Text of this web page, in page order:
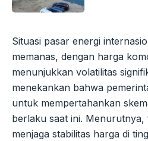
Situasi pasar energi
memanas, dengan harga
menunjukkan volatilitas
menekankan bahwa
untuk mempertahankan
berlaku saat ini.
menjaga stabilitas harga di